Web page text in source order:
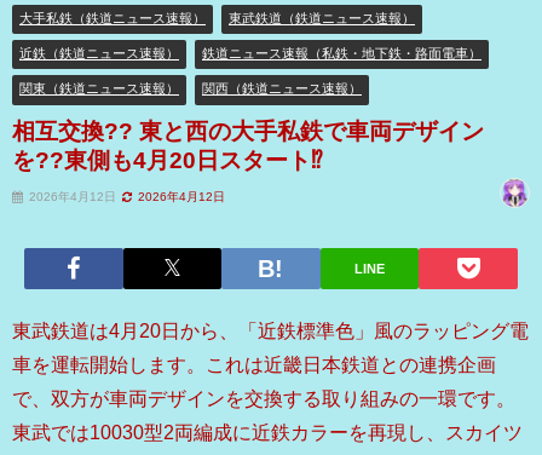
大手私鉄（鉄道ニュース速報）
東武鉄道（鉄道ニュース速報）
近鉄（鉄道ニュース速報） 鉄道ニュース速報（私鉄・地下鉄・路面電車）
関東（鉄道ニュース速報） 関西（鉄道ニュース速報）
相互交換?? 東と西の大手私鉄で車両デザイン
を??東側も4月20日スタート⁉
2026年4月12日 2026年4月12日
LINE
東武鉄道は4月20日から、「近鉄標準色」風のラッピング電
車を運転開始します。これは近畿日本鉄道との連携企画
で、双方が車両デザインを交換する取り組みの一環です。
東武では10030型2両編成に近鉄カラーを再現し、スカイツ